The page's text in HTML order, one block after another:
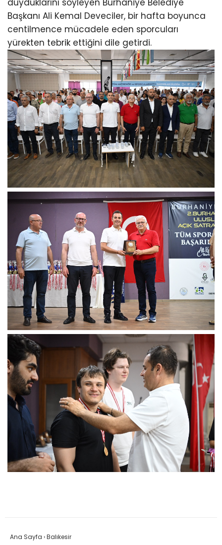
duyduklarını söyleyen Burhaniye Belediye
Başkanı Ali Kemal Deveciler, bir hafta boyunca
centilmence mücadele eden sporcuları
yürekten tebrik ettiğini dile getirdi.
Ana Sayfa ›Balıkesir